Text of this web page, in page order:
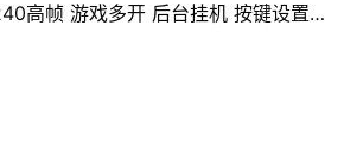
高帧 游戏多开 后台挂机 按键设置